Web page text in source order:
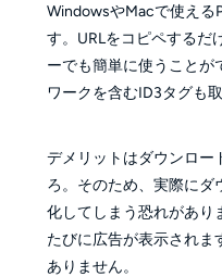
WindowsやMacで使える
す。URLをコピペするだ
ーでも簡単に使うことが
ワークを含むID3タグも取
デメリットはダウンロー
ろ。そのため、実際にダ
化してしまう恐れがあり
たびに広告が表示されま
ありません。